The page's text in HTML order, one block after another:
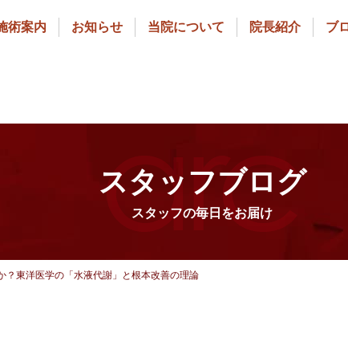
術案内 お知らせ 当院について 院長紹介 ブ
スタッフブログ
スタッフの毎日をお届け
？東洋医学の「水液代謝」と根本改善の理論